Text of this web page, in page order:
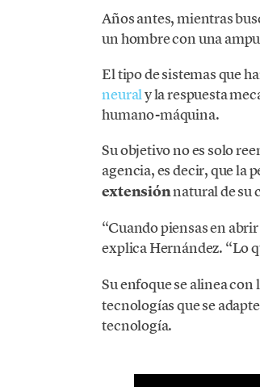
Años antes, mientras
un hombre con una
El tipo de sistemas que
neuraly la respuesta
humano-máquina.
Su objetivo no es solo
agencia, es decir, que la
extensiónnatural de su
“Cuando piensas en
explica Hernández. “Lo
Su enfoque se alinea con
tecnologías que se
tecnología.